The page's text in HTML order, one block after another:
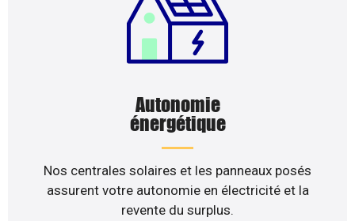
Autonomie
énergétique
Nos centrales solaires et les panneaux posés
assurent votre autonomie en électricité et la
revente du surplus.